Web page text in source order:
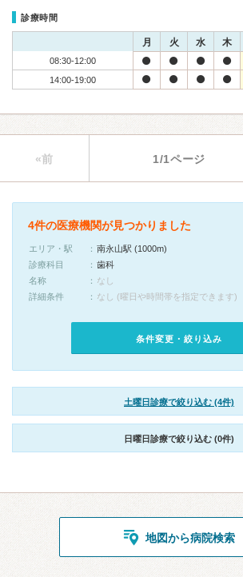
診療時間
月 火 水 木
08:30-12:00
14:00-19:00
«前 1/1ページ
4件の医療機関が見つかりました
エリア・駅
南永山駅 (1000m)
診療科目
歯科
名称
なし
詳細条件
なし (曜日や時間帯を指定できます)
条件変更・絞り込み
土曜日診療で絞り込む (4件)
日曜日診療で絞り込む (0件)
地図から病院検索